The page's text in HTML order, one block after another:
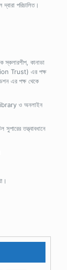
পরিচালিত।
স্কলারশীপ, কানাডা
Trust) এর পক্ষ
এর পক্ষ থেকে
ও অনলাইন
তত্ত্বাবধানে